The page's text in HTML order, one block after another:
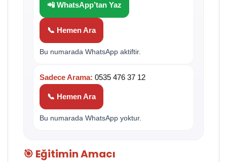
📲 WhatsApp’tan Yaz
📞 Hemen Ara
Bu numarada WhatsApp aktiftir.
Sadece Arama: 0535 476 37 12
📞 Hemen Ara
Bu numarada WhatsApp yoktur.
🎯 Eğitimin Amacı